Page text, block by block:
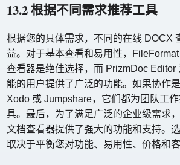
13.2 根据不同需求推荐工具
根据您的具体需求，不同的在线 DOCX
益。对于基本查看和易用性，
查看器是绝佳选择，而 PrizmDoc Editor
能的用户提供了广泛的功能。如果协作
Xodo 或 Jumpshare，它们都为团队工
具。最后，为了满足广泛的企业级需求
文档查看器提供了强大的功能和支持。
取决于平衡您对功能、易用性、价格和